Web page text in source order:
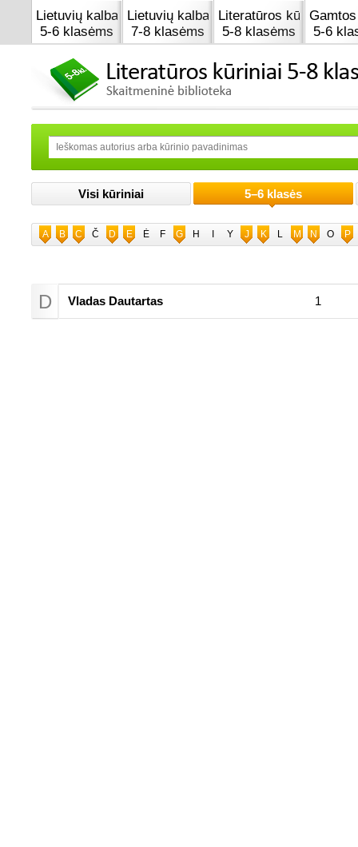
Lietuvių kalba
5-6 klasėms
Lietuvių kalba
7-8 klasėms
Literatūros kūrinai
5-8 klasėms
5-6
Visi kūriniai 5–6 klasės
A B C Č D E Ė F G H Y J K L M N O P
D Vladas Dautartas 1